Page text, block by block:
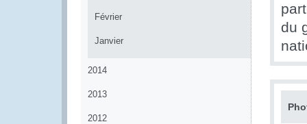
Février
Janvier
2014
2013
2012
du